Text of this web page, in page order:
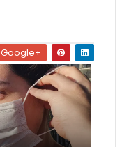
Google+